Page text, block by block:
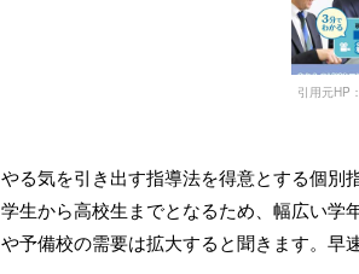
引用元HP
やる気を引き出す指導法を得意とする個別
学生から高校生までとなるため、幅広い学
や予備校の需要は拡大すると聞きます。早